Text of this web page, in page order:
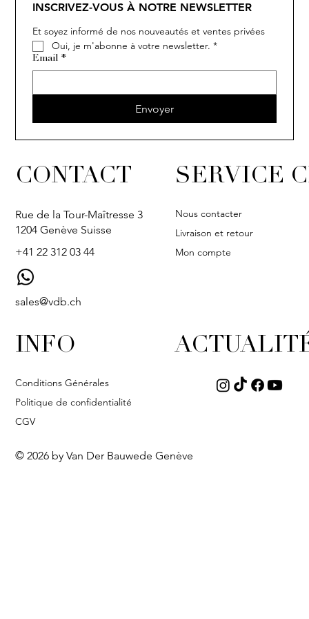
INSCRIVEZ-VOUS À NOTRE NEWSLETTER
Et soyez informé de nos nouveautés et ventes privées
Oui, je m'abonne à votre newsletter. *
Email *
Envoyer
CONTACT
Rue de la Tour-Maîtresse 3
1204 Genève Suisse
+41 22 312 03 44
sales@vdb.ch
SERVICE
Nous contacter
Livraison et retour
Mon compte
INFO
Conditions Générales
Politique de confidentialité
CGV
© 2026 by Van Der Bauwede Genève